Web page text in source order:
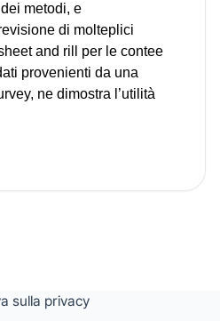
metodi, e
di molteplici
and rill per le contee
provenienti da una
ne dimostra l’utilità
sulla privacy